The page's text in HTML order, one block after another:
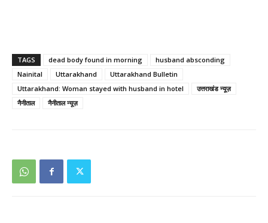
TAGS dead body found in morning
husband absconding
Nainital
Uttarakhand
Uttarakhand Bulletin
Uttarakhand: Woman stayed with husband in hotel
उत्तराखंड न्यूज़
नैनीताल
नैनीताल न्यूज़